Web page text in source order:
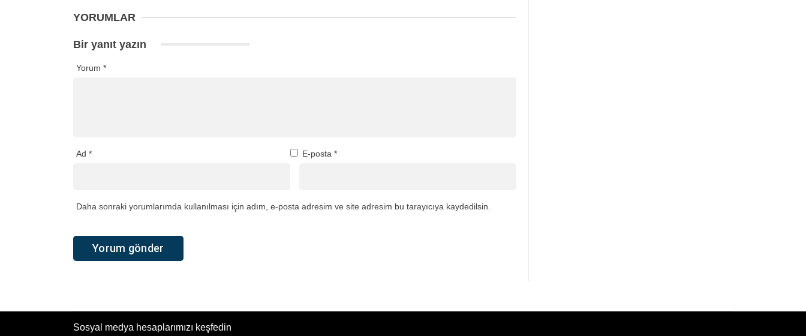
YORUMLAR
Bir yanıt yazın
Yorum *
Ad * E-posta *
Daha sonraki yorumlarımda kullanılması için adım, e-posta adresim ve site adresim bu tarayıcıya kaydedilsin.
Sosyal medya hesaplarımızı keşfedin